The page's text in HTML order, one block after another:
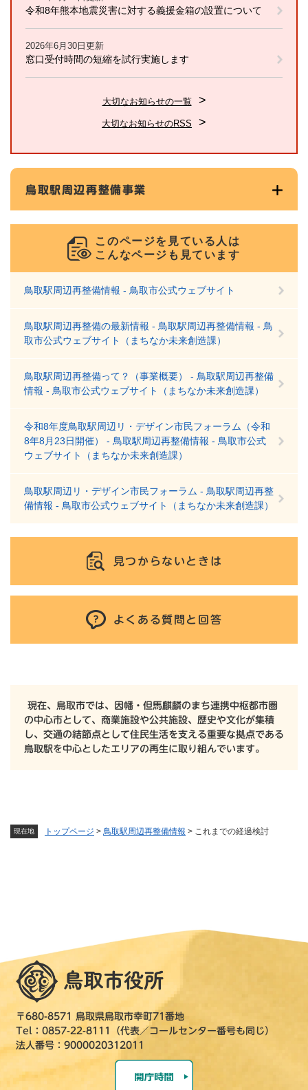
現在地 トップページ > 鳥取駅周辺再整備情報 > これまでの経過検討
令和8年熊本地震災害に対する義援金箱の設置について
2026年6月30日更新
窓口受付時間の短縮を試行実施します
大切なお知らせの一覧
大切なお知らせのRSS
鳥取駅周辺再整備事業
このページを見ている人は
こんなページも見ています
鳥取駅周辺再整備情報 - 鳥取市公式ウェブサイト
鳥取駅周辺再整備の最新情報 - 鳥取駅周辺再整備情報 - 鳥
取市公式ウェブサイト（まちなか未来創造課）
鳥取駅周辺再整備って？（事業概要） - 鳥取駅周辺再整備
情報 - 鳥取市公式ウェブサイト（まちなか未来創造課）
令和8年度鳥取駅周辺リ・デザイン市民フォーラム（令和
8年8月23日開催） - 鳥取駅周辺再整備情報 - 鳥取市公式
ウェブサイト（まちなか未来創造課）
鳥取駅周辺リ・デザイン市民フォーラム - 鳥取駅周辺再整
備情報 - 鳥取市公式ウェブサイト（まちなか未来創造課）
見つからないときは
よくある質問と回答
現在、鳥取市では、因幡・但馬麒麟のまち連携中枢都市圏
の中心市として、商業施設や公共施設、歴史や文化が集積
し、交通の結節点として住民生活を支える重要な拠点である
鳥取駅を中心としたエリアの再生に取り組んでいます。
〒680-8571 鳥取県鳥取市幸町71番地
Tel：0857-22-8111（代表／コールセンター番号も同じ）
法人番号：9000020312011